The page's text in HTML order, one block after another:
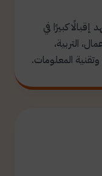
كبيرًا في
التربية،
وتقنية المعلومات.